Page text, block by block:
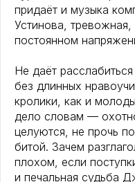
придаёт и музыка
Устинова,
постоянном
Не даёт
без длинных
кролики, как и
дело словам —
целуются, не прочь
битой. Зачем
плохом, если
и печальная судьба